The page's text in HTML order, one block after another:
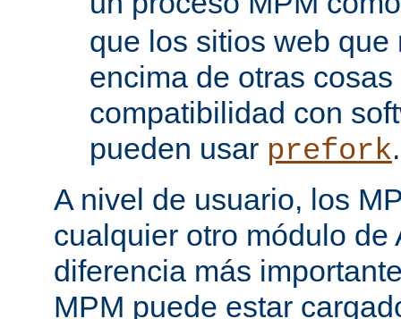
que los sitios web que
encima de otras
compatibilidad con
pueden usar prefork.
A nivel de usuario, los
cualquier otro módulo de
diferencia más
MPM puede estar